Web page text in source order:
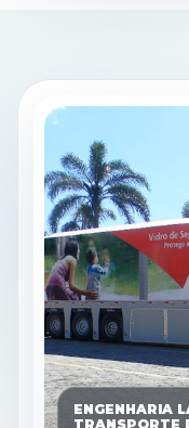
ENGENHARIA
TRANSPORTE